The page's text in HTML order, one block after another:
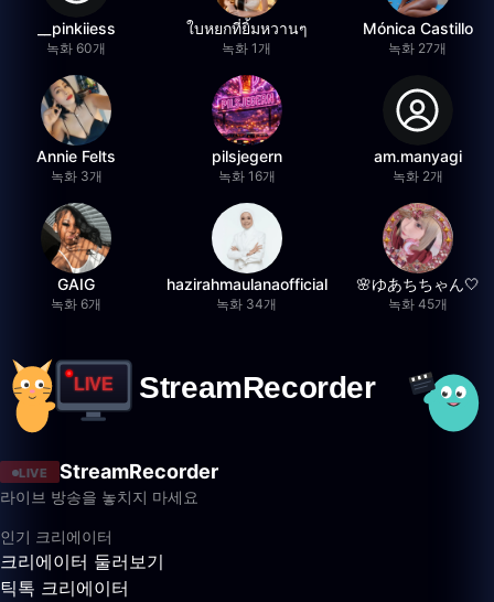
__pinkiiess
녹화 60개
ใบหยกที่ยิ้มหวานๆ
녹화 1개
Mónica Castillo
녹화 27개
Annie Felts
녹화 3개
pilsjegern
녹화 16개
am.manyagi
녹화 2개
GAIG
녹화 6개
hazirahmaulanaofficial
녹화 34개
🌸ゆあちちゃん🤍
녹화 45개
LIVE StreamRecorder
라이브 방송을 놓치지 마세요
인기 크리에이터
크리에이터 둘러보기
틱톡 크리에이터